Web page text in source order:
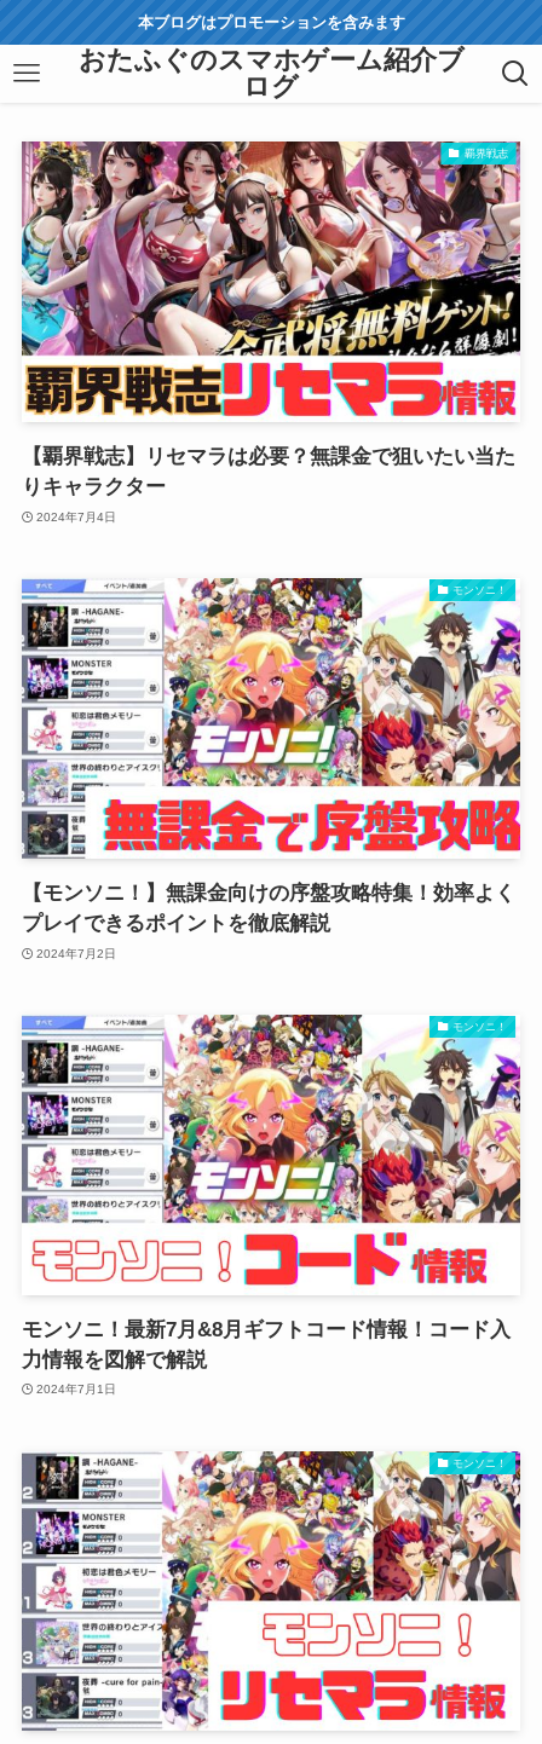
本ブログはプロモーションを含みます
おたふぐのスマホゲーム紹介ブ
ログ
覇界戦志
【覇界戦志】リセマラは必要？無課金で狙いたい当た
りキャラクター
2024年7月4日
モンソニ！
【モンソニ！】無課金向けの序盤攻略特集！効率よく
プレイできるポイントを徹底解説
2024年7月2日
モンソニ！
モンソニ！最新7月&8月ギフトコード情報！コード入
力情報を図解で解説
2024年7月1日
モンソニ！